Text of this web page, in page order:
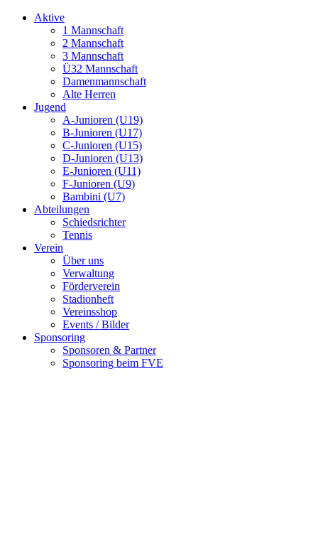
Aktive
1 Mannschaft
2 Mannschaft
3 Mannschaft
Ü32 Mannschaft
Damenmannschaft
Alte Herren
Jugend
A-Junioren (U19)
B-Junioren (U17)
C-Junioren (U15)
D-Junioren (U13)
E-Junioren (U11)
F-Junioren (U9)
Bambini (U7)
Abteilungen
Schiedsrichter
Tennis
Verein
Über uns
Verwaltung
Förderverein
Stadionheft
Vereinsshop
Events / Bilder
Sponsoring
Sponsoren & Partner
Sponsoring beim FVE